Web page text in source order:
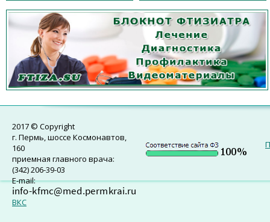
2017 © Copyright
г. Пермь, шоссе Космонавтов,
160
приемная главного врача:
(342) 206-39-03
E-mail:
ВКС